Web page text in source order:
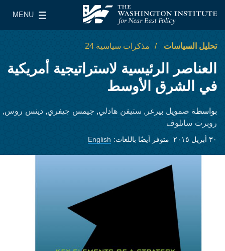
معهد واشنطن لسياسات الشرق الأدنى
MENU
Main Menu
تحليل السياسات مذكرات سياسية 24
العناصر الرئيسية لاستراتيجية أمريكية
في الشرق الأوسط
بواسطة صمويل بيرغر, ستيفن هادلي, جيمس جيفري, دينس روس,
روبرت ساتلوف
٣٠ أبريل ٢٠١٥ متوفر أيضًا باللغات: English